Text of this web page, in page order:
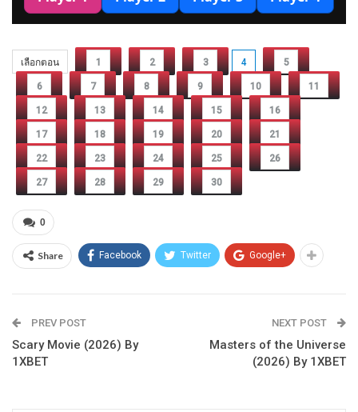
เลือกตอน 1 2 3 4 5
6 7 8 9 10 11
12 13 14 15 16
17 18 19 20 21
22 23 24 25 26
27 28 29 30
0
Share Facebook Twitter Google+
PREV POST
Scary Movie (2026) By
1XBET
NEXT POST
Masters of the Universe
(2026) By 1XBET